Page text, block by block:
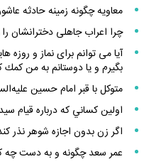
معاويه چگونه زمينه حادثه
چرا اعراب جاهلى دخترانشان
آيا مى ‏توانم براى نماز و
بگيرم و يا دوستانم به من كمك
متوكل با قبر امام حسين
اولين كساني كه درباره قيام
اگر زن بدون اجازه شوهر نذر
عمر سعد چگونه و به دست